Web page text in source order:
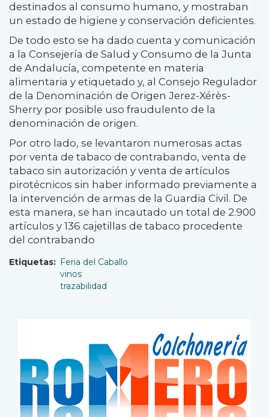
destinados al consumo humano, y mostraban
un estado de higiene y conservación deficientes.
De todo esto se ha dado cuenta y comunicación
a la Consejería de Salud y Consumo de la Junta
de Andalucía, competente en materia
alimentaria y etiquetado y, al Consejo Regulador
de la Denominación de Origen Jerez-Xérès-
Sherry por posible uso fraudulento de la
denominación de origen.
Por otro lado, se levantaron numerosas actas
por venta de tabaco de contrabando, venta de
tabaco sin autorización y venta de artículos
pirotécnicos sin haber informado previamente a
la intervención de armas de la Guardia Civil. De
esta manera, se han incautado un total de 2.900
artículos y 136 cajetillas de tabaco procedente
del contrabando
Etiquetas
Feria del Caballo
vinos
trazabilidad